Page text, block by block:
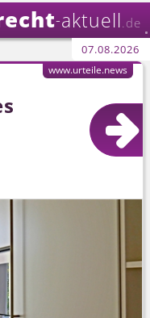
-aktuell .de
07.08.2026
www.urteile.news